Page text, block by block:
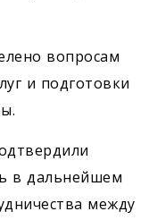
вопросам
и подготовки
в дальнейшем
между